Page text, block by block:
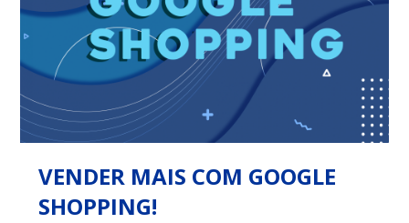
VENDER MAIS COM GOOGLE
SHOPPING!